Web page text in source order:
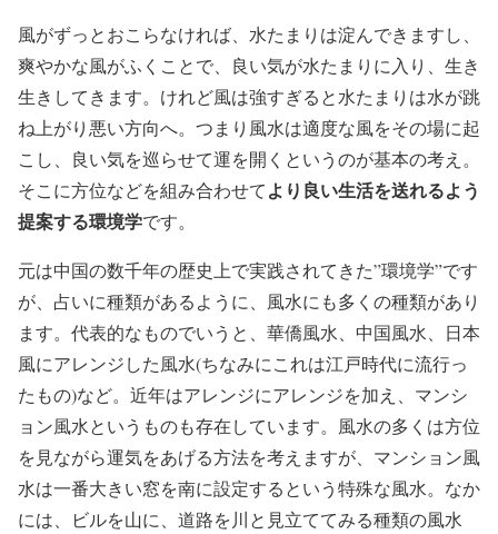
風がずっとおこらなければ、水たまりは淀んできますし、
爽やかな風がふくことで、良い気が水たまりに入り、生き
生きしてきます。けれど風は強すぎると水たまりは水が跳
ね上がり悪い方向へ。つまり風水は適度な風をその場に起
こし、良い気を巡らせて運を開くというのが基本の考え。
そこに方位などを組み合わせてより良い生活を送れるよう
提案する環境学です。
元は中国の数千年の歴史上で実践されてきた”環境学”です
が、占いに種類があるように、風水にも多くの種類があり
ます。代表的なものでいうと、華僑風水、中国風水、日本
風にアレンジした風水(ちなみにこれは江戸時代に流行っ
たもの)など。近年はアレンジにアレンジを加え、マンシ
ョン風水というものも存在しています。風水の多くは方位
を見ながら運気をあげる方法を考えますが、マンション風
水は一番大きい窓を南に設定するという特殊な風水。なか
には、ビルを山に、道路を川と見立ててみる種類の風水